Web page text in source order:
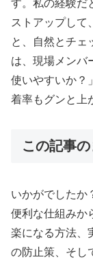
す。私の経験だ
ストアップして
と、自然とチェ
は、現場メンバ
使いやすいか？
着率もグンと上
この記事
いかがでしたか
便利な仕組みか
楽になる方法、
の防止策、そし